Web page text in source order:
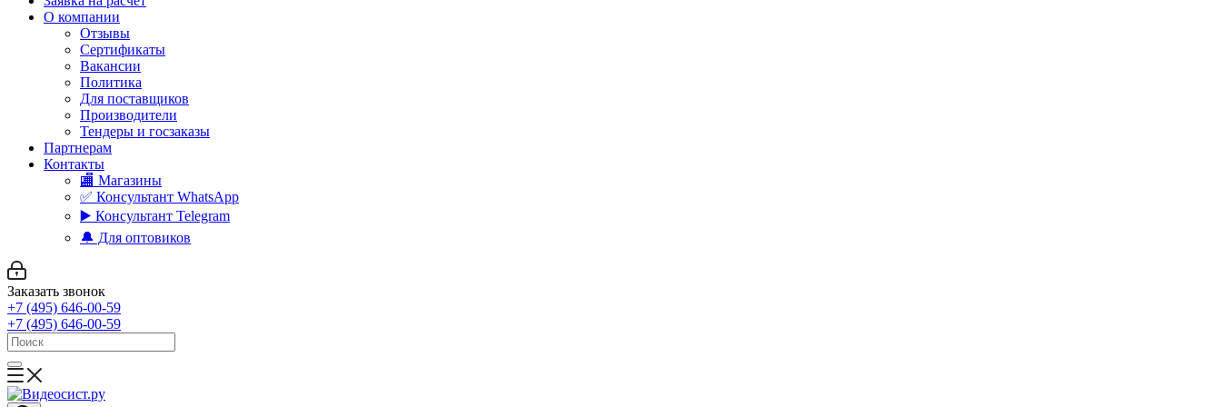
О компании
Отзывы
Сертификаты
Вакансии
Политика
Для поставщиков
Производители
Тендеры и госзаказы
Партнерам
Контакты
🏬 Магазины
✅️ Консультант WhatsApp
▶️ Консультант Telegram
🔔 Для оптовиков
Заказать звонок
+7 (495) 646-00-59
+7 (495) 646-00-59